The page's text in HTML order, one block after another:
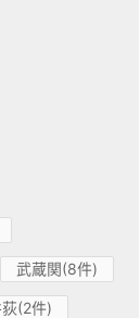
武蔵関(8件)
(2件)